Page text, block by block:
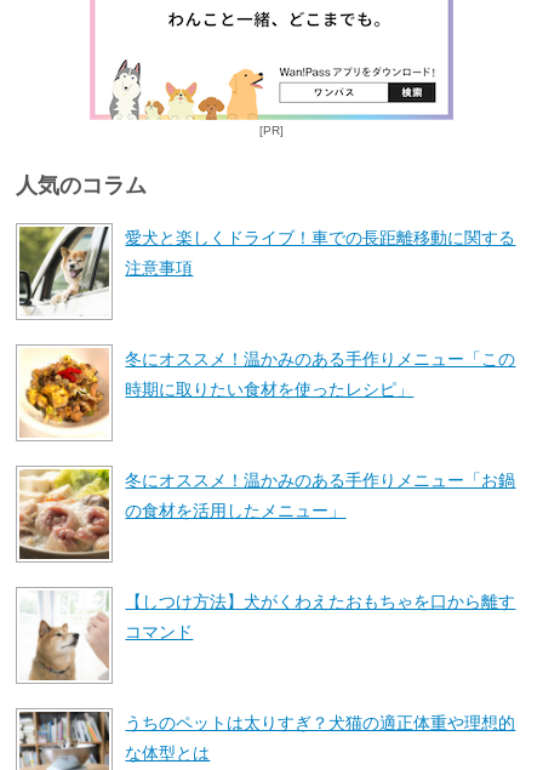
[PR]
人気のコラム
愛犬と楽しくドライブ！車での長距離移動に関する
注意事項
冬にオススメ！温かみのある手作りメニュー「この
時期に取りたい食材を使ったレシピ」
冬にオススメ！温かみのある手作りメニュー「お鍋
の食材を活用したメニュー」
【しつけ方法】犬がくわえたおもちゃを口から離す
コマンド
うちのペットは太りすぎ？犬猫の適正体重や理想的
な体型とは